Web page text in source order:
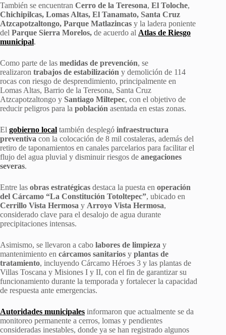
También se encuentran Cerro de la Teresona, El Toloche,
Chichipilcas, Lomas Altas, El Tanamato, Santa Cruz
Atzcapotzaltongo, Parque Matlazincas y la ladera poniente
del Parque Sierra Morelos, de acuerdo al Atlas de Riesgo
municipal.
Como parte de las medidas de prevención, se
realizaron trabajos de estabilización y demolición de 114
rocas con riesgo de desprendimiento, principalmente en
Lomas Altas, Barrio de la Teresona, Santa Cruz
Atzcapotzaltongo y Santiago Miltepec, con el objetivo de
reducir peligros para la población asentada en estas zonas.
El gobierno local también desplegó infraestructura
preventiva con la colocación de 8 mil costaleras, además del
retiro de taponamientos en canales parcelarios para facilitar el
flujo del agua pluvial y disminuir riesgos de anegaciones
severas.
Entre las obras estratégicas destaca la puesta en operación
del Cárcamo “La Constitución Totoltepec”, ubicado en
Cerrillo Vista Hermosa y Arroyo Vista Hermosa,
considerado clave para el desalojo de agua durante
precipitaciones intensas.
Asimismo, se llevaron a cabo labores de limpieza y
mantenimiento en cárcamos sanitarios y plantas de
tratamiento, incluyendo Cárcamo Héroes 3 y las plantas de
Villas Toscana y Misiones I y II, con el fin de garantizar su
funcionamiento durante la temporada y fortalecer la capacidad
de respuesta ante emergencias.
Autoridades municipales informaron que actualmente se da
monitoreo permanente a cerros, lomas y pendientes
consideradas inestables, donde ya se han registrado algunos